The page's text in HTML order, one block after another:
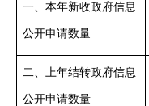
一、本年新收政府信息
公开申请数量
二、上年结转政府信息
公开申请数量